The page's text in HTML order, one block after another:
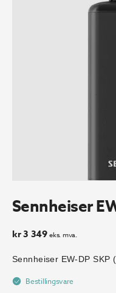
Sennheiser
kr3 349 eks. mva.
Sennheiser EW-DP SKP
Bestillingsvare